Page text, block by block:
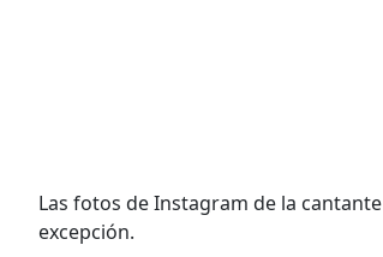
Las fotos de Instagram de la cantante
excepción.